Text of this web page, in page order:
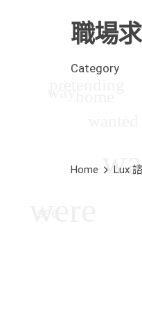
職場
Category
Home Lux